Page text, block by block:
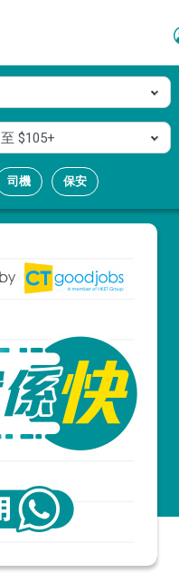
至 $105+
司機 保安